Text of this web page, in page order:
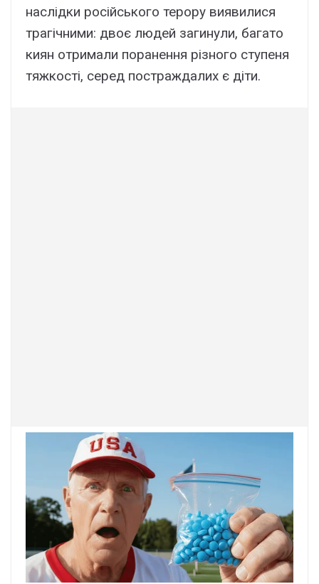
наслідки російського терору виявилися
трагічними: двоє людей загинули, багато
киян отримали поранення різного ступеня
тяжкості, серед постраждалих є діти.